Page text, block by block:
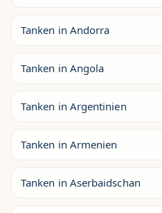
Tanken in Andorra
Tanken in Angola
Tanken in Argentinien
Tanken in Armenien
Tanken in Aserbaidschan